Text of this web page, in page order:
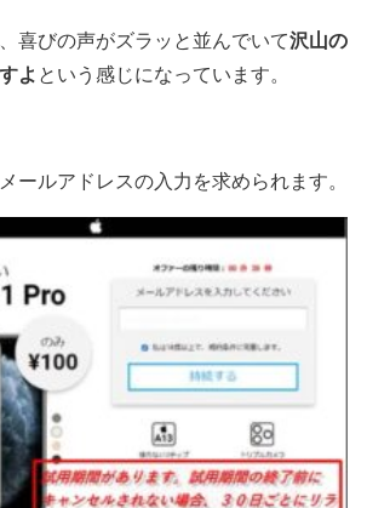
喜びの声がズラッと並んでいて沢山の
よという感じになっています。
ールアドレスの入力を求められます。